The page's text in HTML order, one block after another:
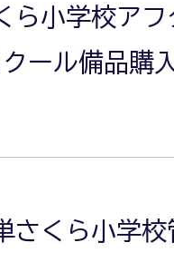
ら小学校アフ
ール備品購
さくら小学校